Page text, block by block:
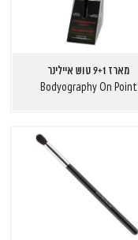
מארז 9+1 טוש איילינר
Bodyography On Point